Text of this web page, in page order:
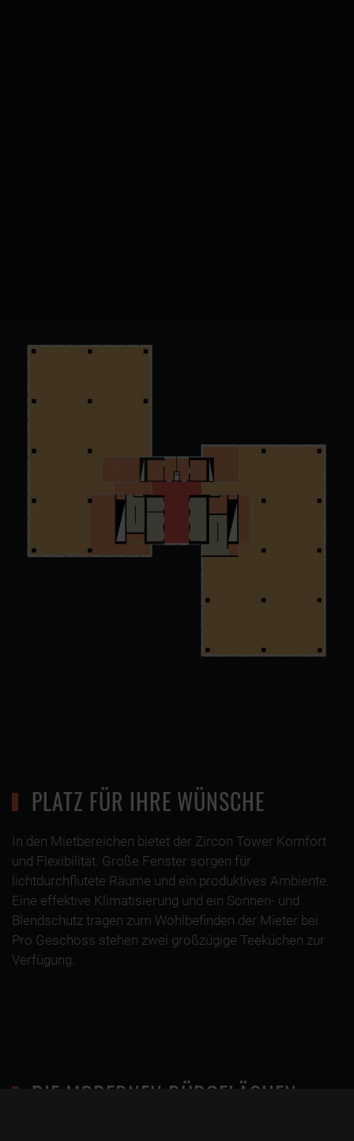
PLATZ FÜR IHRE WÜNSCHE
In den Mietbereichen bietet der Zircon Tower Komfort
und Flexibilität. Große Fenster sorgen für
lichtdurchflutete Räume und ein produktives Ambiente.
Eine effektive Klimatisierung und ein Sonnen- und
Blendschutz tragen zum Wohlbefinden der Mieter bei.
Pro Geschoss stehen zwei großzügige Teeküchen zur
Verfügung.
DIE MODERNEN BÜROFLÄCHEN